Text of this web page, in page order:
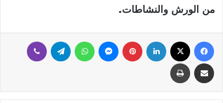
من الورش والنشاطات.
فيسبوك لينكدإن بينتيريست ماسنجر واتساب تيلقرام
مشاركة عبر البريد طباعة